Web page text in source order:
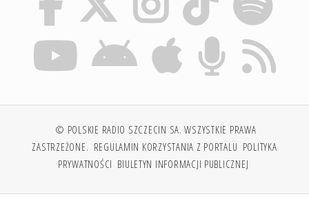
© POLSKIE RADIO SZCZECIN SA. WSZYSTKIE PRAWA
ZASTRZEŻONE. REGULAMIN KORZYSTANIA Z PORTALU POLITYKA
PRYWATNOŚCI BIULETYN INFORMACJI PUBLICZNEJ